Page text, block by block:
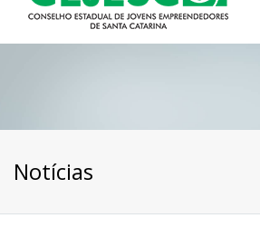
Notícias